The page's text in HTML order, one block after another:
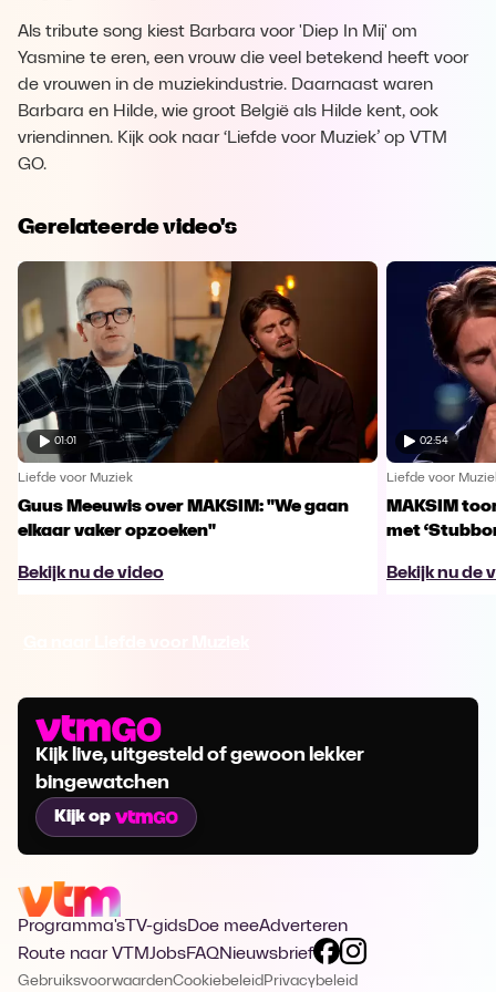
Als tribute song kiest Barbara voor 'Diep In Mij' om
Yasmine te eren, een vrouw die veel betekend heeft voor
de vrouwen in de muziekindustrie. Daarnaast waren
Barbara en Hilde, wie groot België als Hilde kent, ook
vriendinnen. Kijk ook naar ‘Liefde voor Muziek’ op VTM
GO.
Gerelateerde video's
01:01
Liefde voor Muziek
Guus Meeuwis over MAKSIM: "We gaan
elkaar vaker opzoeken"
Bekijk nu de video
02:54
Liefde voor
MAKSIM
met
Bekijk nu de
Kijk live, uitgesteld of gewoon lekker
bingewatchen
Kijk op
Programma's TV-gidsDoe meeAdverteren
Route naar VTMJobsFAQNieuwsbrief
GebruiksvoorwaardenCookiebeleid Privacybeleid